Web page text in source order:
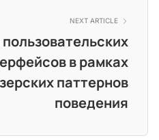
NEXT ARTICLE
в рамках
паттернов
поведения